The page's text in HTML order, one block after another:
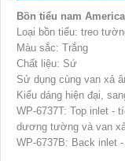
Bồn tiểu nam
Loại bồn tiểu: treo
Màu sắc: Trắng
Chất liệu: Sứ
Sử dụng cùng van xả
Kiểu dáng hiện đại,
WP-6737T: Top inlet -
dương tường và van
WP-6737B: Back